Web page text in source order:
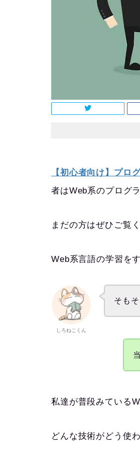
【初心者向け】プロ
者はWeb系のプログ
まだの方はぜひご覧
Web系言語の学習を
しろねこくん
そも
私達が普段みている
どんな技術がどう使